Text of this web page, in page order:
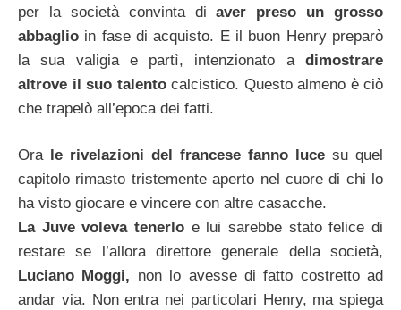
per la società convinta diaver preso un grosso
abbaglio in fase di acquisto. E il buon Henry preparò
la sua valigia e partì, intenzionato a dimostrare
altrove il suo talento calcistico. Questo almeno è ciò
che trapelò all’epoca dei fatti.
Ora le rivelazioni del francese fanno luce su quel
capitolo rimasto tristemente aperto nel cuore di chi lo
ha visto giocare e vincere con altre casacche.
La Juve voleva tenerlo e lui sarebbe stato felice di
restare se l’allora direttore generale della società,
Luciano Moggi, non lo avesse di fatto costretto ad
andar via. Non entra nei particolari Henry, ma spiega